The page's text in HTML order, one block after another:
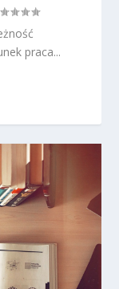
praca...